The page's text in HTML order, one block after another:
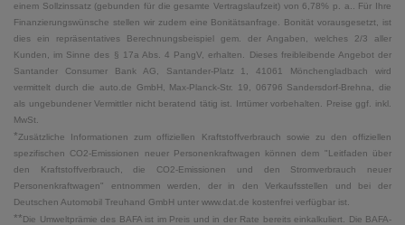
einem Sollzinssatz (gebunden für die gesamte Vertragslaufzeit) von 6,78% p. a.. Für Ihre
Finanzierungswünsche stellen wir zudem eine Bonitätsanfrage. Bonität vorausgesetzt, ist
dies ein repräsentatives Berechnungsbeispiel gem. der Angaben, welches 2/3 aller
Kunden, im Sinne des § 17a Abs. 4 PangV, erhalten. Dieses freibleibende Angebot der
Santander Consumer Bank AG, Santander-Platz 1, 41061 Mönchengladbach wird
vermittelt durch die auto.de GmbH, Max-Planck-Str. 19, 06796 Sandersdorf-Brehna, die
als ungebundener Vermittler nicht beratend tätig ist. Irrtümer vorbehalten. Preise ggf. inkl.
MwSt.
*Zusätzliche Informationen zum offiziellen Kraftstoffverbrauch sowie zu den offiziellen
spezifischen CO2-Emissionen neuer Personenkraftwagen können dem "Leitfaden über
den Kraftstoffverbrauch, die CO2-Emissionen und den Stromverbrauch neuer
Personenkraftwagen" entnommen werden, der in den Verkaufsstellen und bei der
Deutschen Automobil Treuhand GmbH unter www.dat.de kostenfrei verfügbar ist.
**Die Umweltprämie des BAFA ist im Preis und in der Rate bereits einkalkuliert. Die BAFA-